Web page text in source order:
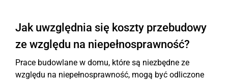
Jak uwzględnia się koszty przebudowy
ze względu na niepełnosprawność?
Prace budowlane w domu, które są niezbędne ze
względu na niepełnosprawność, mogą być odliczone